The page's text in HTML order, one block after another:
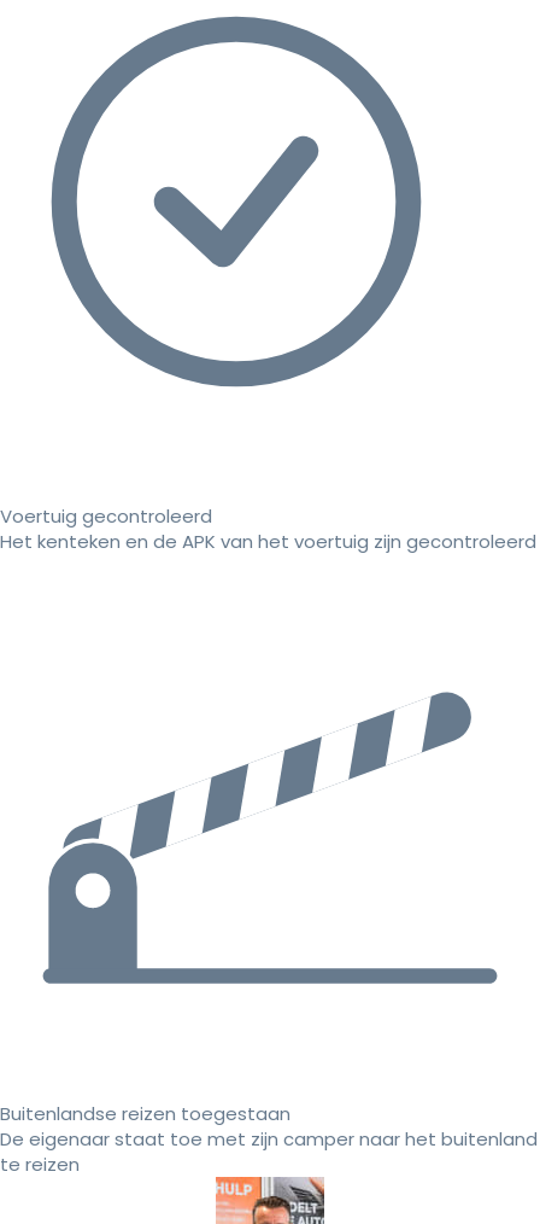
Voertuig gecontroleerd
Het kenteken en de APK van het voertuig zijn gecontroleerd
Buitenlandse reizen toegestaan
De eigenaar staat toe met zijn camper naar het buitenland
te reizen